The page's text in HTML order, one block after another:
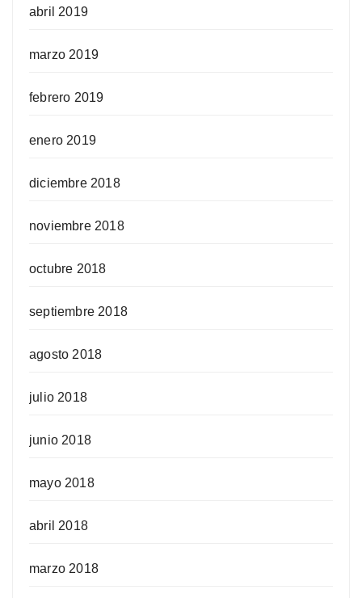
abril 2019
marzo 2019
febrero 2019
enero 2019
diciembre 2018
noviembre 2018
octubre 2018
septiembre 2018
agosto 2018
julio 2018
junio 2018
mayo 2018
abril 2018
marzo 2018